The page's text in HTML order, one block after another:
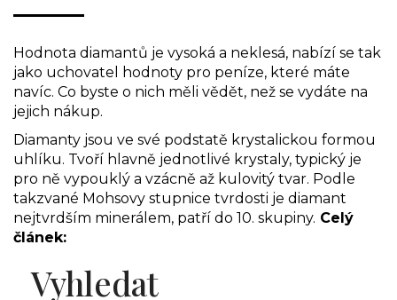
Hodnota diamantů je vysoká a neklesá, nabízí se tak
jako uchovatel hodnoty pro peníze, které máte
navíc. Co byste o nich měli vědět, než se vydáte na
jejich nákup.
Diamanty jsou ve své podstatě krystalickou formou
uhlíku. Tvoří hlavně jednotlivé krystaly, typický je
pro ně vypouklý a vzácně až kulovitý tvar. Podle
takzvané Mohsovy stupnice tvrdosti je diamant
nejtvrdším minerálem, patří do 10. skupiny. Celý
článek:
Vyhledat